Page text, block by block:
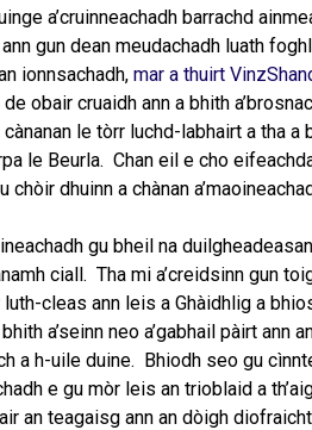
a’cruinneachadh barrachd
gun dean meudachadh luath
ionnsachadh, mar a thuirt
obair cruaidh ann a bhith
le tòrr luchd-labhairt a tha a
le Beurla. Chan eil e cho
chòir dhuinn a chànan
gu bheil na
ciall. Tha mi a’creidsinn gun
cleas ann leis a Ghàidhlig a
a’seinn neo a’gabhail pàirt
a h-uile duine. Bhiodh seo gu
e gu mòr leis an trioblaid a
an teagaisg ann an dòigh